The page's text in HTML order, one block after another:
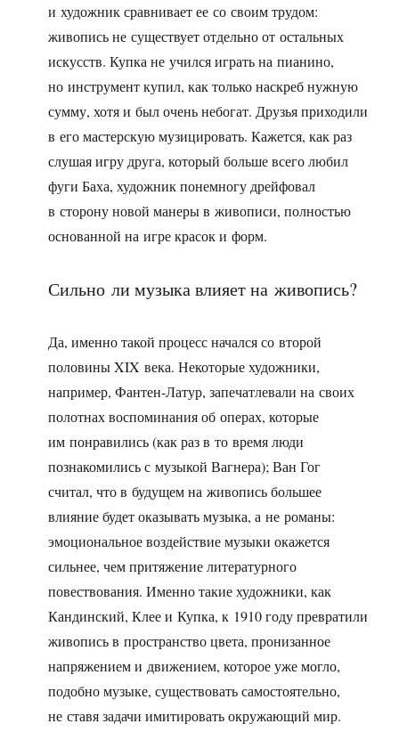
и художник сравнивает ее со своим трудом:
живопись не существует отдельно от остальных
искусств. Купка не учился играть на пианино,
но инструмент купил, как только наскреб нужную
сумму, хотя и был очень небогат. Друзья приходили
в его мастерскую музицировать. Кажется, как раз
слушая игру друга, который больше всего любил
фуги Баха, художник понемногу дрейфовал
в сторону новой манеры в живописи, полностью
основанной на игре красок и форм.
Сильно ли музыка влияет на живопись?
Да, именно такой процесс начался со второй
половины XIX века. Некоторые художники,
например, Фантен-Латур, запечатлевали на своих
полотнах воспоминания об операх, которые
им понравились (как раз в то время люди
познакомились с музыкой Вагнера); Ван Гог
считал, что в будущем на живопись большее
влияние будет оказывать музыка, а не романы:
эмоциональное воздействие музыки окажется
сильнее, чем притяжение литературного
повествования. Именно такие художники, как
Кандинский, Клее и Купка, к 1910 году превратили
живопись в пространство цвета, пронизанное
напряжением и движением, которое уже могло,
подобно музыке, существовать самостоятельно,
не ставя задачи имитировать окружающий мир.